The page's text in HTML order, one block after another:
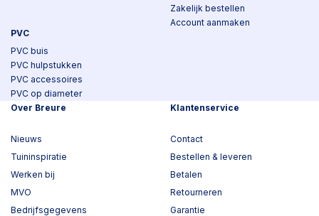
PVC
PVC buis
PVC hulpstukken
PVC accessoires
PVC op diameter
Zakelijk bestellen
Account aanmaken
Over Breure
Nieuws
Tuininspiratie
Werken bij
MVO
Bedrijfsgegevens
Klantenservice
Contact
Bestellen & leveren
Betalen
Retourneren
Garantie